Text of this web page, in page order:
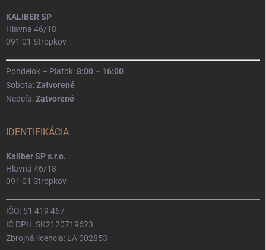
KALIBER SP
Hlavná 46/18
091 01 Stropkov
Pondelok – Piatok:8:00 – 16:00
Sobota:Zatvorené
Nedeľa:Zatvorené
IDENTIFIKÁCIA
Kaliber SP s.r.o.
Hlavná 46/18
091 01 Stropkov
IČO: 51 419 467
IČ DPH: SK2120719623
Zbrojná licencia: LA 002853